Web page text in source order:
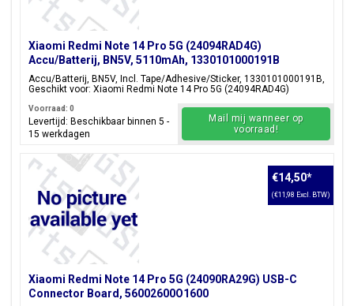
Xiaomi Redmi Note 14 Pro 5G (24094RAD4G)
Accu/Batterij, BN5V, 5110mAh, 1330101000191B
Accu/Batterij, BN5V, Incl. Tape/Adhesive/Sticker, 1330101000191B,
Geschikt voor: Xiaomi Redmi Note 14 Pro 5G (24094RAD4G)
Voorraad: 0
Levertijd: Beschikbaar binnen 5 -
15 werkdagen
Mail mij wanneer op
voorraad!
Xiaomi Redmi Note 14 Pro 5G (24090RA29G) USB-C
Connector Board, 56002600O1600
€14,50*
(€11,98 Excl. BTW)